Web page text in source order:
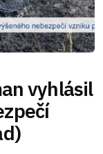
vyhlásil